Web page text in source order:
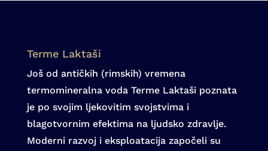
Terme Laktaši
Još od antičkih (rimskih) vremena
termomineralna voda Terme Laktaši poznata
je po svojim ljekovitim svojstvima i
blagotvornim efektima na ljudsko zdravlje.
Moderni razvoj i eksploatacija započeli su